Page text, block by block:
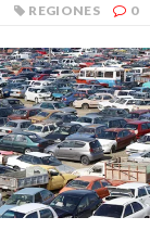
REGIONES 0